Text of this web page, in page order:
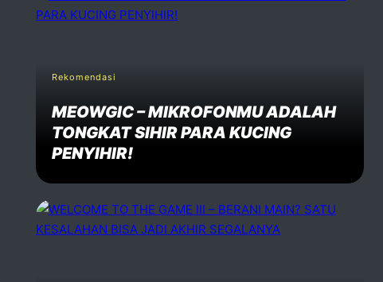
Rekomendasi
MEOWGIC – MIKROFONMU ADALAH
TONGKAT SIHIR PARA KUCING
PENYIHIR!